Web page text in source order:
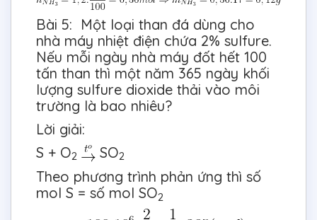
Bài 5: Một loại than đá dùng cho
nhà máy nhiệt điện chứa 2% sulfure.
Nếu mỗi ngày nhà máy đốt hết 100
tấn than thì một năm 365 ngày khối
lượng sulfure dioxide thải vào môi
trường là bao nhiêu?
Lời giải:
S + O2 SO2
Theo phương trình phản ứng thì số
mol S = số mol SO2